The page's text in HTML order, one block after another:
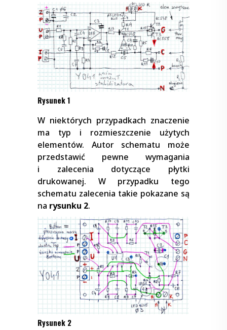
Rysunek 1
W niektórych przypadkach znaczenie
ma typ i rozmieszczenie użytych
elementów. Autor schematu może
przedstawić pewne wymagania
i zalecenia dotyczące płytki
drukowanej. W przypadku tego
schematu zalecenia takie pokazane są
na rysunku 2.
Rysunek 2